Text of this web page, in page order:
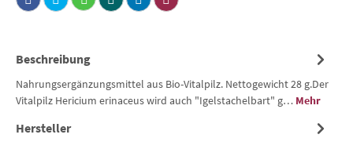
Beschreibung
Nahrungsergänzungsmittel aus Bio-Vitalpilz. Nettogewicht 28 g.Der
Vitalpilz Hericium erinaceus wird auch "Igelstachelbart" g… Mehr
Hersteller